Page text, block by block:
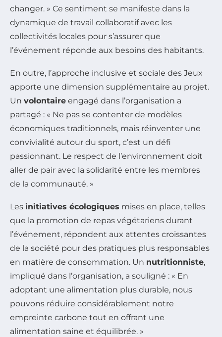
changer. » Ce sentiment se manifeste dans la
dynamique de travail collaboratif avec les
collectivités locales pour s’assurer que
l’événement réponde aux besoins des habitants.
En outre, l’approche inclusive et sociale des Jeux
apporte une dimension supplémentaire au projet.
Un volontaire engagé dans l’organisation a
partagé : « Ne pas se contenter de modèles
économiques traditionnels, mais réinventer une
convivialité autour du sport, c’est un défi
passionnant. Le respect de l’environnement doit
aller de pair avec la solidarité entre les membres
de la communauté. »
Les initiatives écologiques mises en place, telles
que la promotion de repas végétariens durant
l’événement, répondent aux attentes croissantes
de la société pour des pratiques plus responsables
en matière de consommation. Un nutritionniste,
impliqué dans l’organisation, a souligné : « En
adoptant une alimentation plus durable, nous
pouvons réduire considérablement notre
empreinte carbone tout en offrant une
alimentation saine et équilibrée. »